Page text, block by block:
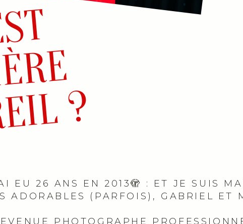
EU 26 ANS EN 2013🫣 : ET JE SUIS
ADORABLES (PARFOIS), GABRIEL ET
PHOTOGRAPHE